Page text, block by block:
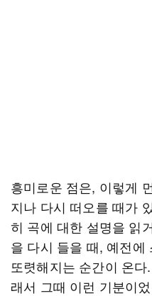
흥미로운 점은, 이렇게
지나 다시 떠오를 때가
히 곡에 대한 설명을 읽
을 다시 들을 때, 예전에
또렷해지는 순간이 온다
래서 그때 이런 기분이